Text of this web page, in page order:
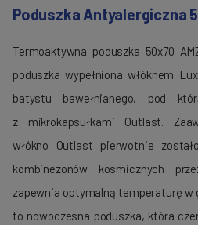
Poduszka Antyalergiczna
Termoaktywna poduszka 50x70
poduszka wypełniona włóknem
batystu bawełnianego, pod
z mikrokapsułkami Outlast.
włókno Outlast pierwotnie
kombinezonów kosmicznych
zapewnia optymalną temperaturę
to nowoczesna poduszka, która